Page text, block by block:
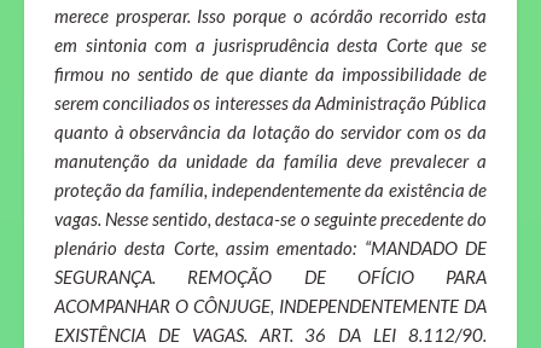
merece prosperar. Isso porque o acórdão recorrido esta
em sintonia com a jusrisprudência desta Corte que se
firmou no sentido de que diante da impossibilidade de
serem conciliados os interesses da Administração Pública
quanto à observância da lotação do servidor com os da
manutenção da unidade da família deve prevalecer a
proteção da família, independentemente da existência de
vagas. Nesse sentido, destaca-se o seguinte precedente do
plenário desta Corte, assim ementado: “MANDADO DE
SEGURANÇA. REMOÇÃO DE OFÍCIO PARA
ACOMPANHAR O CÔNJUGE, INDEPENDENTEMENTE DA
EXISTÊNCIA DE VAGAS. ART. 36 DA LEI 8.112/90.